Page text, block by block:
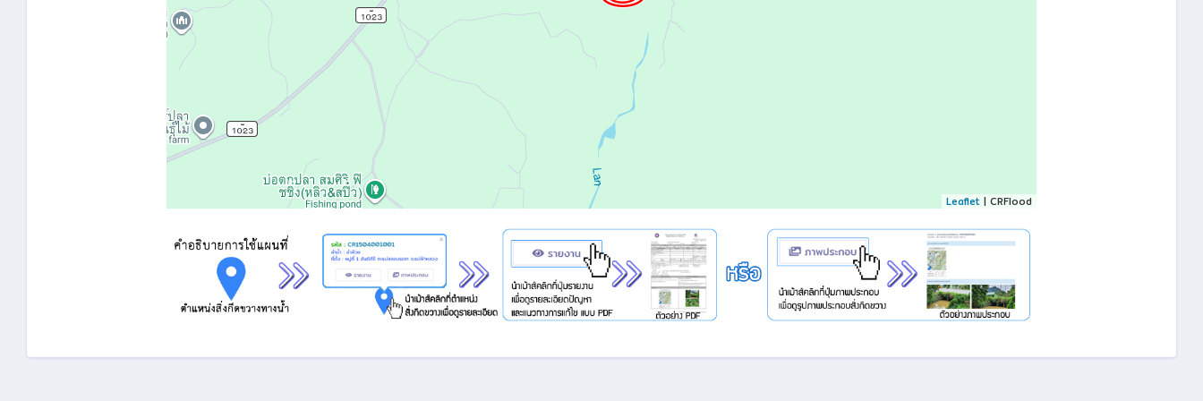
Leaflet| CRFlood